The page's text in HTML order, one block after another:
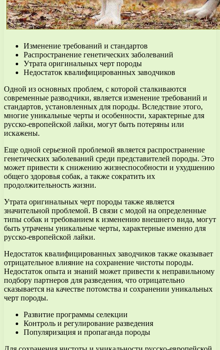
Изменение требований и стандартов
Распространение генетических заболеваний
Утрата оригинальных черт породы
Недостаток квалифицированных заводчиков
Одной из основных проблем, с которой сталкиваются
современные разводчики, является изменение требований и
стандартов, установленных для породы. Вследствие этого,
многие уникальные черты и особенности, характерные для
русско-европейской лайки, могут быть потеряны или
искажены.
Еще одной серьезной проблемой является распространение
генетических заболеваний среди представителей породы. Это
может привести к снижению жизнеспособности и ухудшению
общего здоровья собак, а также сократить их
продолжительность жизни.
Утрата оригинальных черт породы также является
значительной проблемой. В связи с модой на определенные
типы собак и требованием к изменению внешнего вида, могут
быть утрачены уникальные черты, характерные именно для
русско-европейской лайки.
Недостаток квалифицированных заводчиков также оказывает
отрицательное влияние на сохранение чистоты породы.
Недостаток опыта и знаний может привести к неправильному
подбору партнеров для разведения, что отрицательно
сказывается на качестве потомства и сохранении уникальных
черт породы.
Развитие программы селекции
Контроль и регулирование разведения
Популяризация и пропаганда породы